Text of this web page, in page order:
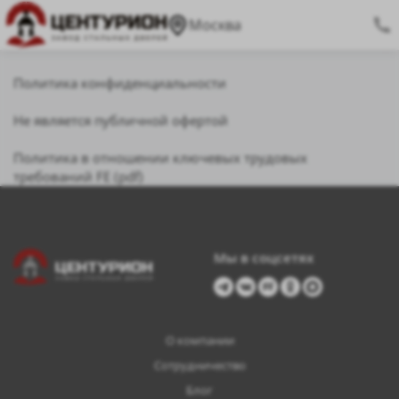
Москва
Политика конфиденциальности
Не является публичной офертой
Политика в отношении ключевых трудовых
требований FE (pdf)
Мы в соцсетях
О компании
Сотрудничество
Блог